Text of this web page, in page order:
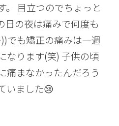
。 目立つのでちょっと
日の夜は痛みで何度も
でも矯正の痛みは一週
なります(笑) 子供の頃
痛まなかったんだろう
いました😢